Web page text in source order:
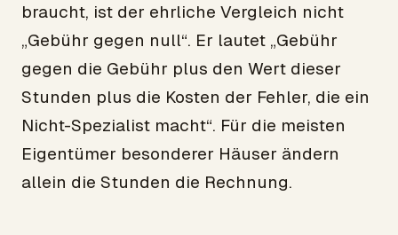
braucht, ist der ehrliche Vergleich nicht
„Gebühr gegen null“. Er lautet „Gebühr
gegen die Gebühr plus den Wert dieser
Stunden plus die Kosten der Fehler, die ein
Nicht-Spezialist macht“. Für die meisten
Eigentümer besonderer Häuser ändern
allein die Stunden die Rechnung.